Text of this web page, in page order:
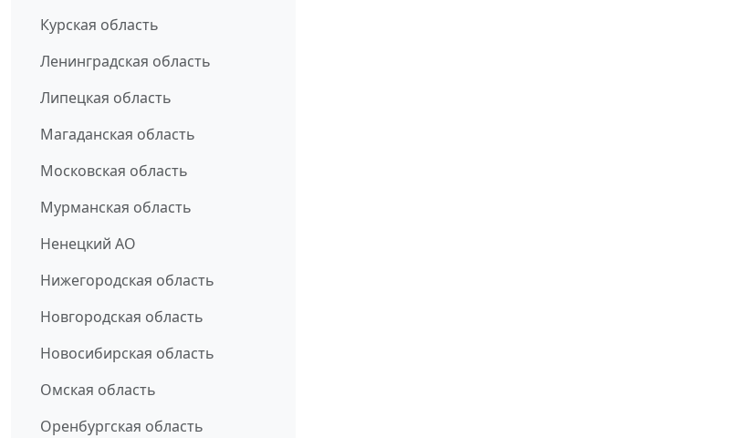
Курская область
Ленинградская область
Липецкая область
Магаданская область
Московская область
Мурманская область
Ненецкий АО
Нижегородская область
Новгородская область
Новосибирская область
Омская область
Оренбургская область